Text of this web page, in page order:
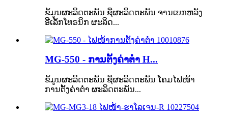
ຂໍ້ມູນຜະລິດຕະພັນ ຊື່ຜະລິດຕະພັນ ຈານເບກຫລັງ
ອີເລັກໂທຣນິກ ຜະລິດ...
MG-550 - ການຕັ້ງຄ່າຕ່ຳ H...
ຂໍ້ມູນຜະລິດຕະພັນ ຊື່ຜະລິດຕະພັນ ໂຄມໄຟໜ້າ
ການຕັ້ງຄ່າຕ່ຳ ຜະລິດຕະພັນ...